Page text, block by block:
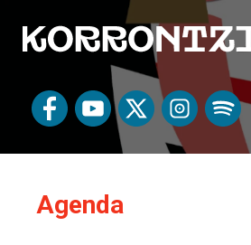
Agenda